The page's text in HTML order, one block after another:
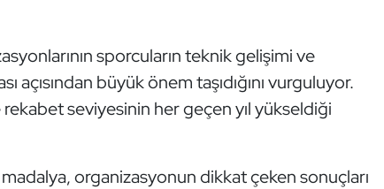
sporcuların teknik gelişimi ve
açısından büyük önem taşıdığını vurguluyor.
seviyesinin her geçen yıl yükseldiği
organizasyonun dikkat çeken sonuçları